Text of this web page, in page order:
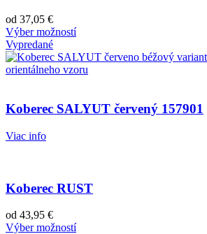
od 37,05 €
Výber možností
Vypredané
Koberec SALYUT červený 157901
Viac info
Koberec RUST
od 43,95 €
Výber možností